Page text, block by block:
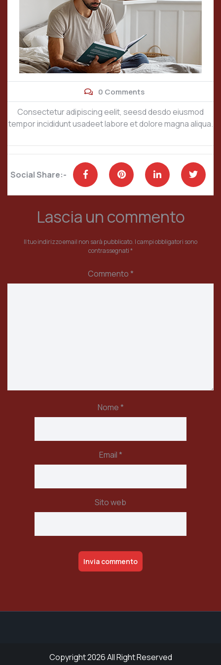
0 Comments
Consectetur adipiscing eelit, seesd desdo eiusmod
tempor incididunt usadeet labore et dolore magna aliqua.
Social Share:-
Lascia un commento
Il tuo indirizzo email non sarà pubblicato. I campi obbligatori sono
contrassegnati*
Commento*
Nome*
Email*
Sito web
Copyright 2026 All Right Reserved